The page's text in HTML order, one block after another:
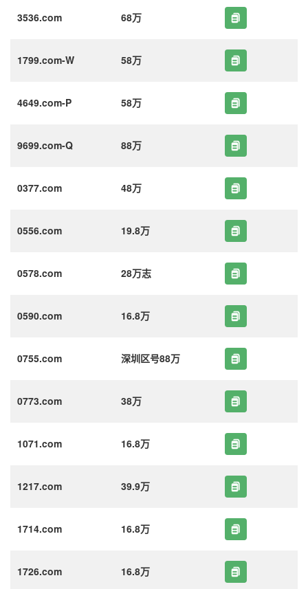
3536.com 68万
1799.com-W 58万
4649.com-P 58万
9699.com-Q 88万
0377.com 48万
0556.com 19.8万
0578.com 28万志
0590.com 16.8万
0755.com 深圳区号88万
0773.com 38万
1071.com 16.8万
1217.com 39.9万
1714.com 16.8万
1726.com 16.8万